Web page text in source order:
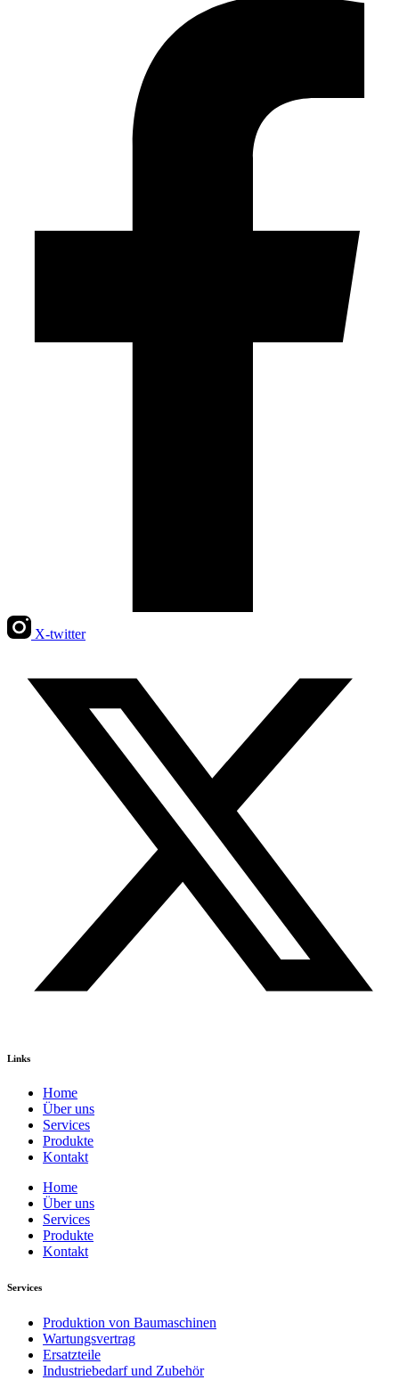
X-twitter
Links
Home
Über uns
Services
Produkte
Kontakt
Home
Über uns
Services
Produkte
Kontakt
Services
Produktion von Baumaschinen
Wartungsvertrag
Ersatzteile
Industriebedarf und Zubehör